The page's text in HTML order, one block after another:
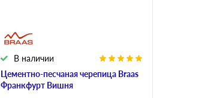
Цементно-песчаная черепица Braas
Франкфурт Вишня
В наличии